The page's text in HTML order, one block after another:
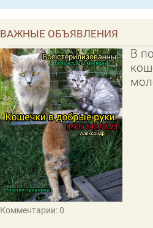
ВАЖНЫЕ ОБЪЯВЛЕНИЯ
В
Комментарии: 0